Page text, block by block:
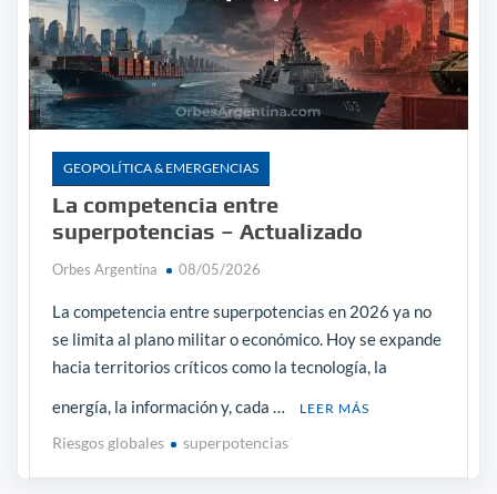
GEOPOLÍTICA & EMERGENCIAS
La competencia entre
superpotencias – Actualizado
Orbes Argentina 08/05/2026
La competencia entre superpotencias en 2026 ya no
se limita al plano militar o económico. Hoy se expande
hacia territorios críticos como la tecnología, la
energía, la información y, cada …
LEER MÁS
Riesgos globales superpotencias